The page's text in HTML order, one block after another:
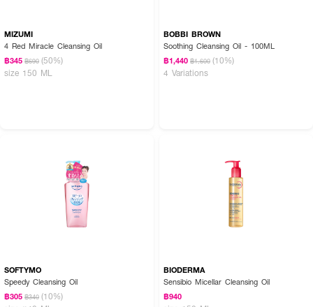
สกปรกต่างๆ และใช้น้ำเพียงเล็กน้อยนวดบนหน้าให้เนื้อออยล์เปลี่ยนเป็นน้ำนม จาก
นั้นจึงล้างหน้าด้วยน้ำอุ่นให้สะอาด
MIZUMI
4 Red Miracle Cleansing Oil
฿345 ฿690 (50%)
size 150 ML
BOBBI BROWN
Soothing Cleansing Oil - 100ML
฿1,440 ฿1,600 (10%)
4 Variations
SOFTYMO
Speedy Cleansing Oil
฿305 ฿340 (10%)
BIODERMA
Sensibio Micellar Cleansing Oil
฿940